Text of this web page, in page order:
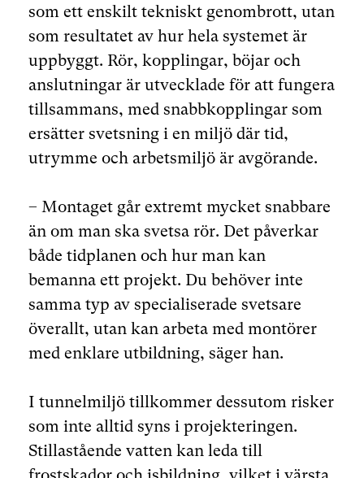
som ett enskilt tekniskt genombrott, utan
som resultatet av hur hela systemet är
uppbyggt. Rör, kopplingar, böjar och
anslutningar är utvecklade för att fungera
tillsammans, med snabbkopplingar som
ersätter svetsning i en miljö där tid,
utrymme och arbetsmiljö är avgörande.
– Montaget går extremt mycket snabbare
än om man ska svetsa rör. Det påverkar
både tidplanen och hur man kan
bemanna ett projekt. Du behöver inte
samma typ av specialiserade svetsare
överallt, utan kan arbeta med montörer
med enklare utbildning, säger han.
I tunnelmiljö tillkommer dessutom risker
som inte alltid syns i projekteringen.
Stillastående vatten kan leda till